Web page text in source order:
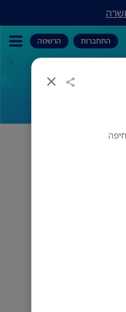
התחברות הרשמה